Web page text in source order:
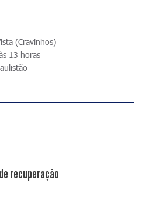
(Cravinhos)
13 horas
recuperação